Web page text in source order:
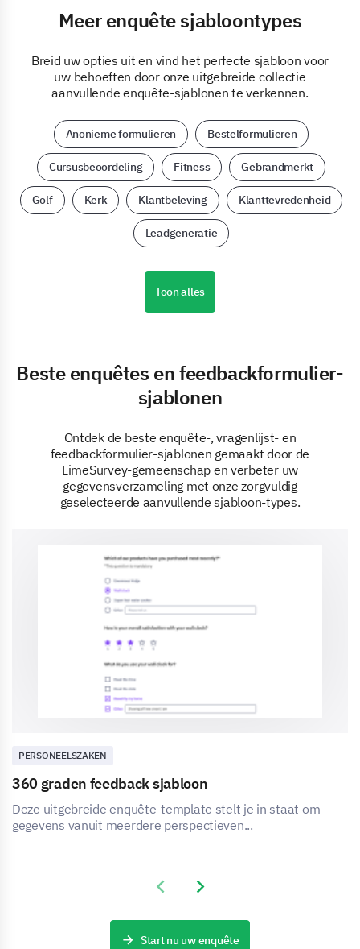
Meer enquête sjabloontypes
Breid uw opties uit en vind het perfecte sjabloon voor
uw behoeften door onze uitgebreide collectie
aanvullende enquête-sjablonen te verkennen.
Anonieme formulieren Bestelformulieren
Cursusbeoordeling Fitness Gebrandmerkt
Golf Kerk Klantbeleving Klanttevredenheid
Leadgeneratie
Toon alles
Beste enquêtes en feedbackformulier-
sjablonen
Ontdek de beste enquête-, vragenlijst- en
feedbackformulier-sjablonen gemaakt door de
LimeSurvey-gemeenschap en verbeter uw
gegevensverzameling met onze zorgvuldig
geselecteerde aanvullende sjabloon-types.
PERSONEELSZAKEN
360 graden feedback sjabloon
Deze uitgebreide enquête-template stelt je in staat om
gegevens vanuit meerdere perspectieven...
Previous slide
Next slide
Start nu uw enquête